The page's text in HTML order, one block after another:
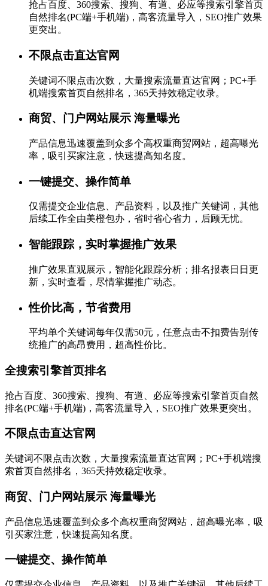
抢占百度、360搜索、搜狗、有道、必应等搜索引擎首页
自然排名(PC端+手机端)，高客流量导入，SEO推广效果
更突出。
不限点击直达官网
关键词不限点击次数，大量搜索流量直达官网；PC+手
机端搜索首页自然排名，365天持效稳定收录。
商贸、门户网站展示 海量曝光
产品信息迅速覆盖到众多个高权重商贸网站，超高曝光
率，吸引买家注意，快速提高知名度。
一键提交、操作简单
仅需提交企业信息、产品资料，以及推广关键词，其他
后续工作全由美橙包办，省时省心省力，后顾无忧。
智能跟踪，实时掌握推广效果
推广效果直观展示，智能化跟踪分析；排名报表日日更
新，实时查看，尽情掌握推广动态。
性价比高，节省费用
平均单个关键词每年仅需50元，任意点击不扣费告别传
统推广的高昂费用，超高性价比。
全搜索引擎首页排名
抢占百度、360搜索、搜狗、有道、必应等搜索引擎首页自然
排名(PC端+手机端)，高客流量导入，SEO推广效果更突出。
不限点击直达官网
关键词不限点击次数，大量搜索流量直达官网；PC+手机端搜
索首页自然排名，365天持效稳定收录。
商贸、门户网站展示 海量曝光
产品信息迅速覆盖到众多个高权重商贸网站，超高曝光率，吸
引买家注意，快速提高知名度。
一键提交、操作简单